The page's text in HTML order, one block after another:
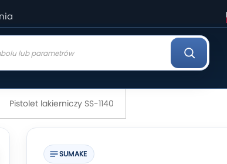
Pistolet lakierniczy SS-1140
SUMAKE